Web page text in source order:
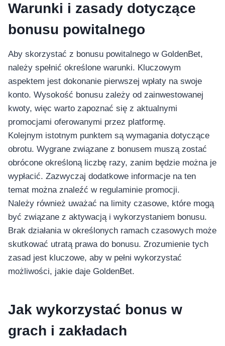
Warunki i zasady dotyczące
bonusu powitalnego
Aby skorzystać z bonusu powitalnego w GoldenBet,
należy spełnić określone warunki. Kluczowym
aspektem jest dokonanie pierwszej wpłaty na swoje
konto. Wysokość bonusu zależy od zainwestowanej
kwoty, więc warto zapoznać się z aktualnymi
promocjami oferowanymi przez platformę.
Kolejnym istotnym punktem są wymagania dotyczące
obrotu. Wygrane związane z bonusem muszą zostać
obrócone określoną liczbę razy, zanim będzie można je
wypłacić. Zazwyczaj dodatkowe informacje na ten
temat można znaleźć w regulaminie promocji.
Należy również uważać na limity czasowe, które mogą
być związane z aktywacją i wykorzystaniem bonusu.
Brak działania w określonych ramach czasowych może
skutkować utratą prawa do bonusu. Zrozumienie tych
zasad jest kluczowe, aby w pełni wykorzystać
możliwości, jakie daje GoldenBet.
Jak wykorzystać bonus w
grach i zakładach